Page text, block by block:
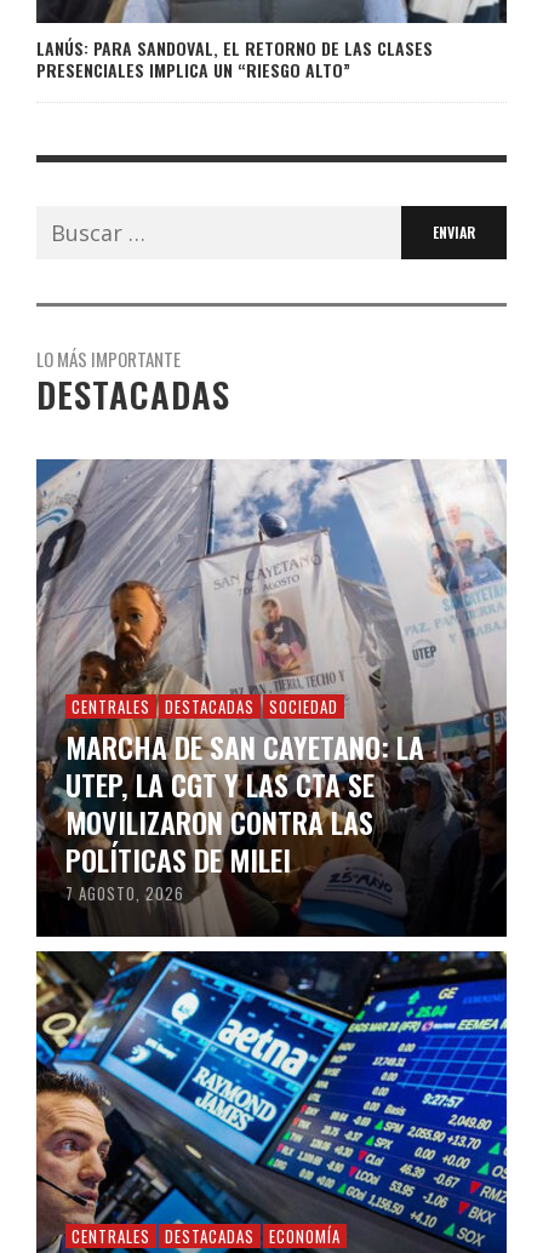
LANÚS: PARA SANDOVAL, EL RETORNO DE LAS CLASES
PRESENCIALES IMPLICA UN “RIESGO ALTO”
Buscar:
LO MÁS IMPORTANTE
DESTACADAS
CENTRALES DESTACADAS SOCIEDAD
MARCHA DE SAN CAYETANO: LA
UTEP, LA CGT Y LAS CTA SE
MOVILIZARON CONTRA LAS
POLÍTICAS DE MILEI
7 AGOSTO, 2026
CENTRALES DESTACADAS ECONOMÍA